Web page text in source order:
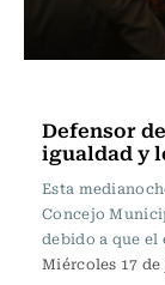
Defensor
igualdad y
Esta
Concejo
debido a que
Miércoles 17